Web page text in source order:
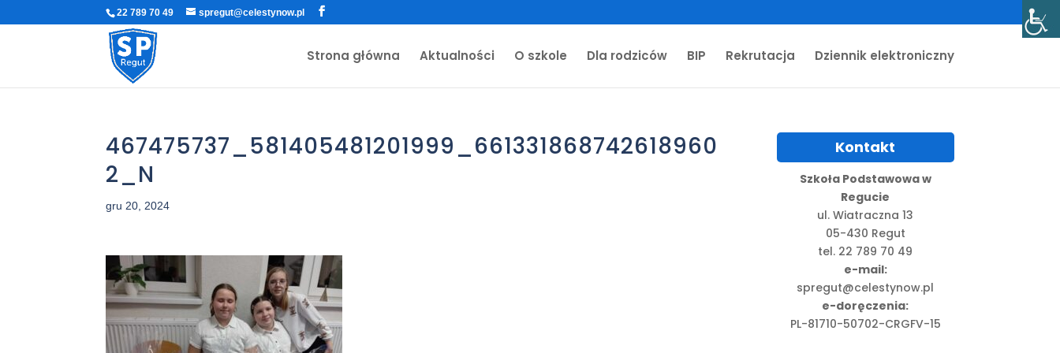
22 789 70 49 spregut@celestynow.pl
Strona główna Aktualności O szkole Dla rodziców BIP Rekrutacja Dziennik elektroniczny
467475737_581405481201999_661331868742618960
2_N
gru 20, 2024
Kontakt
Szkoła Podstawowa w
Regucie
ul. Wiatraczna 13
05-430 Regut
tel. 22 789 70 49
e-mail:
spregut@celestynow.pl
e-doręczenia:
PL-81710-50702-CRGFV-15